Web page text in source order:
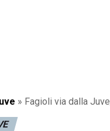
» Fagioli via dalla